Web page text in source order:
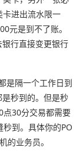
进出流水限一
元是到不了账。
行直接变更银行
是隔一个工作日到
秒到的。但是秒
点30分交易都需要
到。具体你的PO
的业务员。